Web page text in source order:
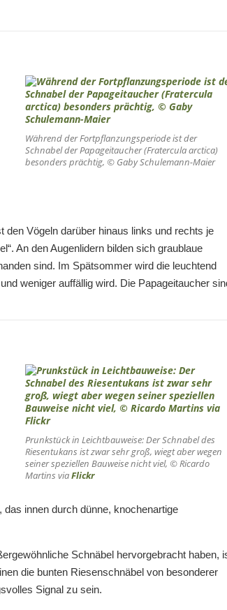
Während der Fortpflanzungsperiode ist der
Schnabel der Papageitaucher (Fratercula arctica)
besonders prächtig, © Gaby Schulemann-Maier
Vögeln darüber hinaus links und rechts je
An den Augenlidern bilden sich graublaue
sind. Im Spätsommer wird die leuchtend
weniger auffällig wird. Die Papageitaucher
Prunkstück in Leichtbauweise: Der Schnabel des
Riesentukans ist zwar sehr groß, wiegt aber wegen
seiner speziellen Bauweise nicht viel, © Ricardo
Martins viaFlickr
innen durch dünne, knochenartige
Schnäbel hervorgebracht haben,
die bunten Riesenschnäbel von besonderer
Signal zu sein.